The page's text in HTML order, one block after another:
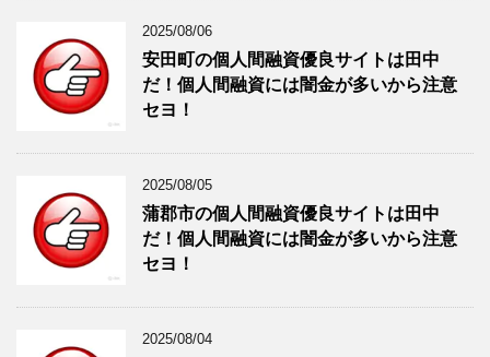
2025/08/06
安田町の個人間融資優良サイトは田中
だ！個人間融資には闇金が多いから注意
セヨ！
2025/08/05
蒲郡市の個人間融資優良サイトは田中
だ！個人間融資には闇金が多いから注意
セヨ！
2025/08/04